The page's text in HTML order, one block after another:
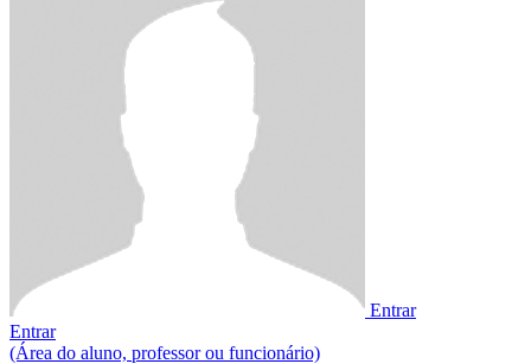
Entrar
Entrar
(Área do aluno, professor ou funcionário)